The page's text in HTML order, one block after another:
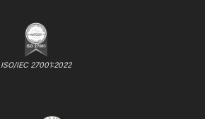
ISO/IEC 27001:2022